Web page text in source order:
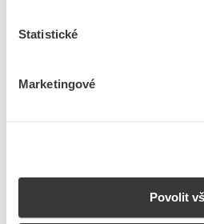
Statistické
Marketingové
Povolit
457 ks